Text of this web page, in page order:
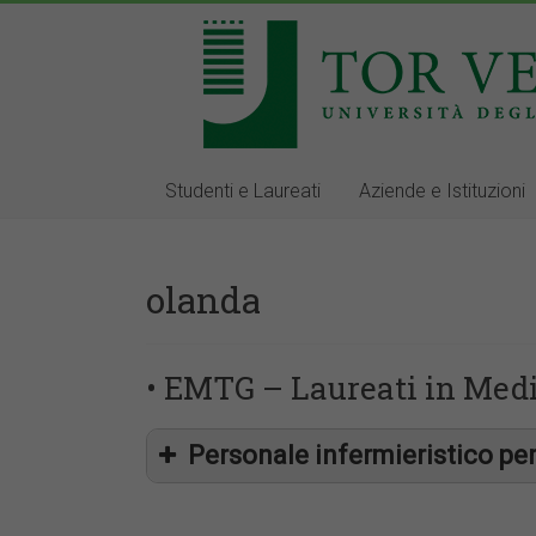
Studenti e Laureati Aziende e Istituzioni
olanda
• EMTG – Laureati in
Personale infermieristico